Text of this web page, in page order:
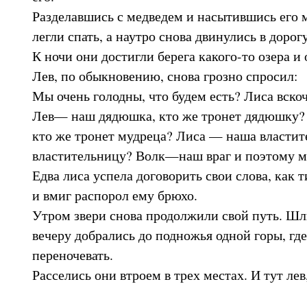
Разделавшись с медведем и насытившись его
легли спать, а наутро снова двинулись в
К ночи они достигли берега какого-то озера и
Лев, по обыкновению, снова грозно спросил:
Мы очень голодны, что будем есть? Лиса
Лев— наш дядюшка, кто же тронет
кто же тронет мудреца? Лиса — наша
властительницу? Волк—наш враг и поэтому
Едва лиса успела договорить свои слова, как
и вмиг распорол ему брюхо.
Утром звери снова продолжили свой путь.
вечеру добрались до подножья одной горы,
переночевать.
Расселись они втроем в трех местах. И тут